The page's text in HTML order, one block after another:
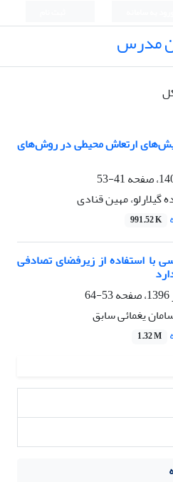
مدرس
ارتعاش محیطی در روش‌های
41-53
مهین قنادی
991.52 K
استفاده از زیرفضای تصادفی
53-64
یغمائی سابق
1.32 M